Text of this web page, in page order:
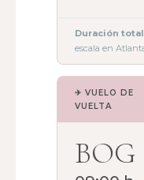
Duración total
escala en
✈ VUELO DE
VUELTA
BOG